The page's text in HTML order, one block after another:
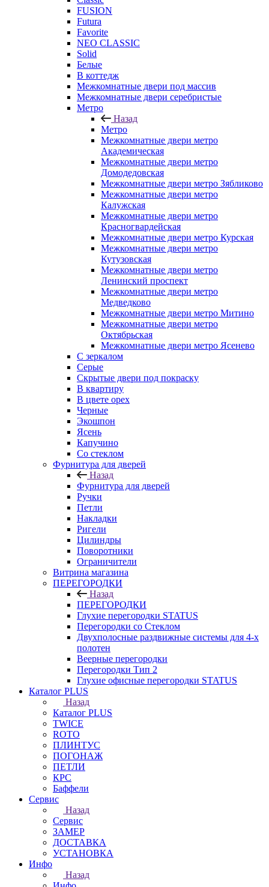
FUSION
Futura
Favorite
NEO CLASSIC
Solid
Белые
В коттедж
Межкомнатные двери под массив
Межкомнатные двери серебристые
Метро
Назад
Метро
Межкомнатные двери метро
Академическая
Межкомнатные двери метро
Домодедовская
Межкомнатные двери метро Зябликово
Межкомнатные двери метро
Калужская
Межкомнатные двери метро
Красногвардейская
Межкомнатные двери метро Курская
Межкомнатные двери метро
Кутузовская
Межкомнатные двери метро
Ленинский проспект
Межкомнатные двери метро
Медведково
Межкомнатные двери метро Митино
Межкомнатные двери метро
Октябрьская
Межкомнатные двери метро Ясенево
С зеркалом
Серые
Скрытые двери под покраску
В квартиру
В цвете орех
Черные
Экошпон
Ясень
Капучино
Со стеклом
Фурнитура для дверей
Назад
Фурнитура для дверей
Ручки
Петли
Накладки
Ригели
Цилиндры
Поворотники
Ограничители
Витрина магазина
ПЕРЕГОРОДКИ
Назад
ПЕРЕГОРОДКИ
Глухие перегородки STATUS
Перегородки со Стеклом
Двухполосные раздвижные системы для 4-х
полотен
Веерные перегородки
Перегородки Тип 2
Глухие офисные перегородки STATUS
Каталог PLUS
Назад
Каталог PLUS
TWICE
ROTO
ПЛИНТУС
ПОГОНАЖ
ПЕТЛИ
КРС
Баффели
Сервис
Назад
Сервис
ЗАМЕР
ДОСТАВКА
УСТАНОВКА
Инфо
Назад